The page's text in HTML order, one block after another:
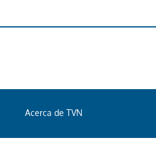
Acerca de TVN